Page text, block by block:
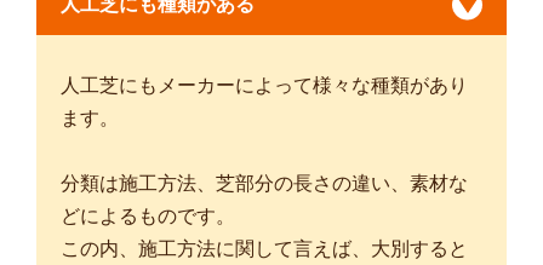
人工芝にも種類がある
人工芝にもメーカーによって様々な種類があり
ます。
分類は施工方法、芝部分の長さの違い、素材な
どによるものです。
この内、施工方法に関して言えば、大別すると